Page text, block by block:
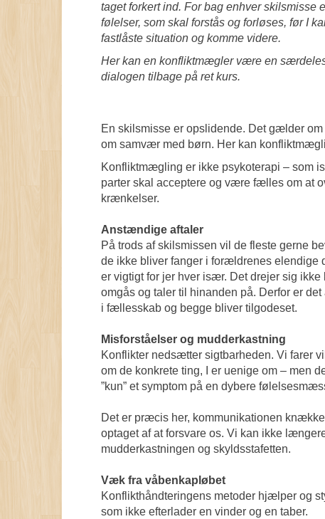
taget forkert ind. For bag enhver skilsmisse
følelser, som skal forstås og forløses, før I
fastlåste situation og komme videre.
Her kan en konfliktmægler være en
dialogen tilbage på ret kurs.
En skilsmisse er opslidende. Det gælder
om samvær med børn. Her kan
Konfliktmægling er ikke psykoterapi – som
parter skal acceptere og være fælles om at
krænkelser.
Anstændige aftaler
På trods af skilsmissen vil de fleste gerne
de ikke bliver fanger i forældrenes elendige
er vigtigt for jer hver især. Det drejer sig ikke
omgås og taler til hinanden på. Derfor er
i fællesskab og begge bliver tilgodeset.
Misforståelser og mudderkastning
Konflikter nedsætter sigtbarheden. Vi farer
om de konkrete ting, I er uenige om – men
”kun” et symptom på en dybere
Det er præcis her, kommunikationen
optaget af at forsvare os. Vi kan ikke
mudderkastningen og skyldsstafetten.
Væk fra våbenkapløbet
Konflikthåndteringens metoder hjælper og
som ikke efterlader en vinder og en taber.